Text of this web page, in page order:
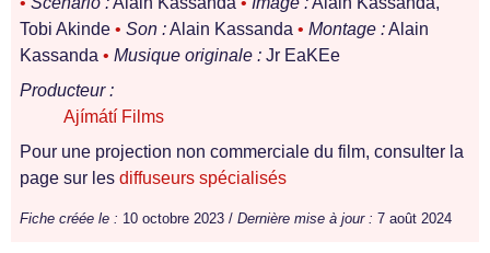
Tobi Akinde • Son :Alain Kassanda • Montage :Alain
Kassanda • Musique originale : Jr EaKEe
Producteur :
Ajímátí Films
Pour une projection non commerciale du film, consulter la
page sur les diffuseurs spécialisés
Fiche créée le : 10 octobre 2023 / Dernière mise à jour : 7 août 2024